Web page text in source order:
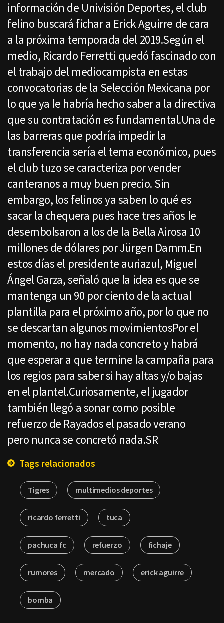
información de Univisión Deportes, el club
felino buscará fichar a Erick Aguirre de cara
a la próxima temporada del 2019.Según el
medio, Ricardo Ferretti quedó fascinado con
el trabajo del mediocampista en estas
convocatorias de la Selección Mexicana por
lo que ya le habría hecho saber a la directiva
que su contratación es fundamental.Una de
las barreras que podría impedir la
transferencia sería el tema económico, pues
el club tuzo se caracteriza por vender
canteranos a muy buen precio. Sin
embargo, los felinos ya saben lo qué es
sacar la chequera pues hace tres años le
desembolsaron a los de la Bella Airosa 10
millones de dólares por Jürgen Damm.En
estos días el presidente auriazul, Miguel
Ángel Garza, señaló que la idea es que se
mantenga un 90 por ciento de la actual
plantilla para el próximo año, por lo que no
se descartan algunos movimientosPor el
momento, no hay nada concreto y habrá
que esperar a que termine la campaña para
los regios para saber si hay altas y/o bajas
en el plantel.Curiosamente, el jugador
también llegó a sonar como posible
refuerzo de Rayados el pasado verano
pero nunca se concretó nada.SR
Tags relacionados
Tigres multimedios deportes
ricardo ferretti tuca
pachuca fc refuerzo fichaje
rumores mercado erick aguirre
bomba